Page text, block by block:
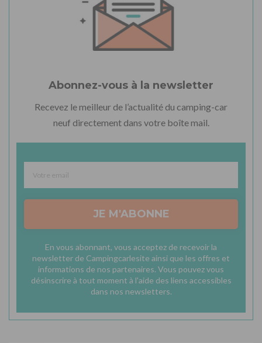
Abonnez-vous à la newsletter
Recevez le meilleur de l’actualité du camping-car
neuf directement dans votre boîte mail.
JE M'ABONNE
En vous abonnant, vous acceptez de recevoir la
newsletter de Campingcarlesite ainsi que les offres et
informations de nos partenaires. Vous pouvez vous
désinscrire à tout moment à l'aide des liens accessibles
dans nos newsletters.